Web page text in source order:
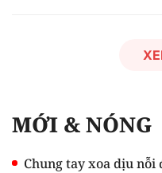
MỚI & NÓNG
Chung tay xoa dịu nỗi